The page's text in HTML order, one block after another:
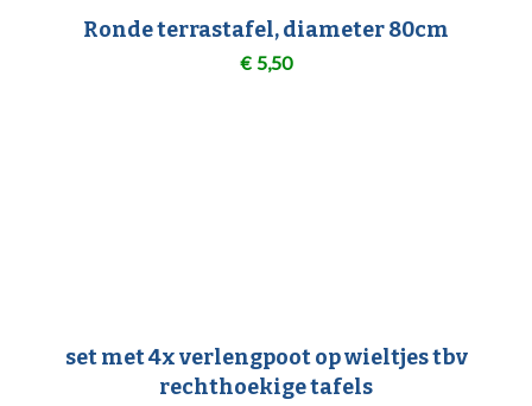
Ronde terrastafel, diameter 80cm
€ 5,50
set met 4x verlengpoot op wieltjes tbv
rechthoekige tafels